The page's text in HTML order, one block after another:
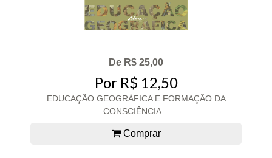
De R$ 25,00
Por R$ 12,50
EDUCAÇÃO GEOGRÁFICA E FORMAÇÃO DA
CONSCIÊNCIA...
Comprar